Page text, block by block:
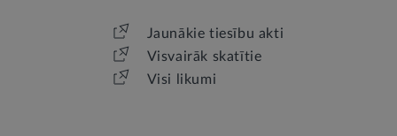
Jaunākie tiesību akti
Visvairāk skatītie
Visi likumi